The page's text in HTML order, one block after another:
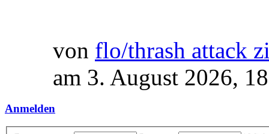
von flo/thrash attack
am 3. August 2026,
Anmelden